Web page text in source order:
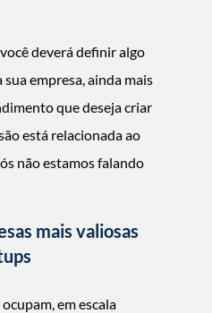
deverá definir algo
empresa, ainda mais
que deseja criar
está relacionada ao
não estamos falando
mais valiosas
em escala